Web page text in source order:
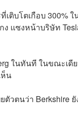
เติบโตเกือบ 300%
ซงหน้าบริษัท
ในทันที ในขณะเ
ห็น
ตัวตนว่า Berkshire